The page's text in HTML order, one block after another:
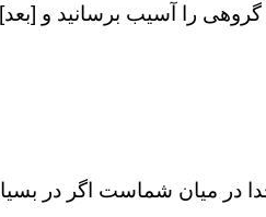
گروهى را آسيب برسانيد و
خدا در ميان شماست اگر در